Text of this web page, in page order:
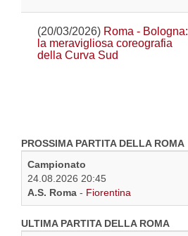
(20/03/2026) Roma - Bologna:
la meravigliosa coreografia
della Curva Sud
PROSSIMA PARTITA DELLA ROMA
Campionato
24.08.2026 20:45
A.S. Roma - Fiorentina
ULTIMA PARTITA DELLA ROMA